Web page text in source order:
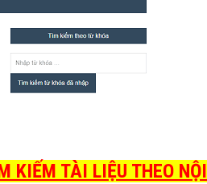
KIẾM TÀI LIỆU THEO NỘI